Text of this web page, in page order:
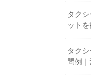
タク
ット
タク
問例